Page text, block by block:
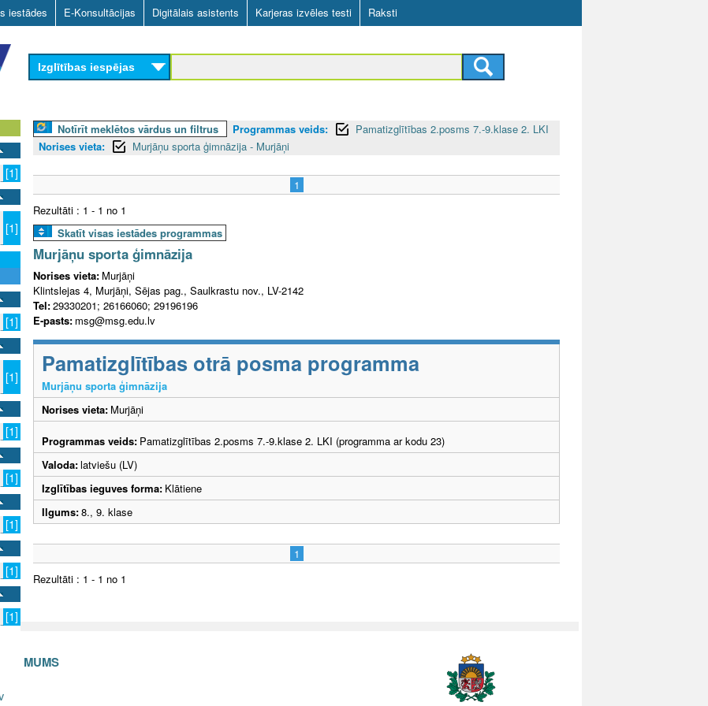
Skip
to
main
content
iestādes E-Konsultācijas Digitālais asistents Karjeras izvēles testi Raksti
Izglītības iespējas
[1]
[1]
[1]
[1]
[1]
[1]
[1]
[1]
[1]
Notīrīt meklētos vārdus un filtrus Programmas veids:
Pamatizglītības 2.posms 7.-9.klase 2. LKI
Norises vieta:
Murjāņu sporta ģimnāzija - Murjāņi
1
Rezultāti : 1 - 1 no 1
Skatīt visas iestādes programmas
Murjāņu sporta ģimnāzija
Norises vieta: Murjāņi
Klintslejas 4, Murjāņi, Sējas pag., Saulkrastu nov., LV-2142
Tel:29330201; 26166060; 29196196
E-pasts: msg@msg.edu.lv
Pamatizglītības otrā posma programma
Murjāņu sporta ģimnāzija
Norises vieta: Murjāņi
Programmas veids: Pamatizglītības 2.posms 7.-9.klase 2. LKI (programma ar kodu 23)
Valoda:latviešu (LV)
Izglītības ieguves forma: Klātiene
Ilgums:8., 9. klase
1
Rezultāti : 1 - 1 no 1
AR MUMS